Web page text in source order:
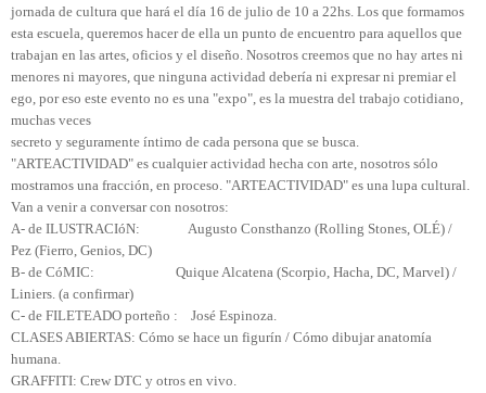
jornada de cultura que hará el día 16 de julio de 10 a 22hs. Los que formamos
esta escuela, queremos hacer de ella un punto de encuentro para aquellos que
trabajan en las artes, oficios y el diseño. Nosotros creemos que no hay artes ni
menores ni mayores, que ninguna actividad debería ni expresar ni premiar el
ego, por eso este evento no es una "expo", es la muestra del trabajo cotidiano,
muchas veces
secreto y seguramente íntimo de cada persona que se busca.
"ARTEACTIVIDAD" es cualquier actividad hecha con arte, nosotros sólo
mostramos una fracción, en proceso. "ARTEACTIVIDAD" es una lupa cultural.
Van a venir a conversar con nosotros:
A- de ILUSTRACIóN: Augusto Consthanzo (Rolling Stones, OLÉ) /
Pez (Fierro, Genios, DC)
B- de CóMIC: Quique Alcatena (Scorpio, Hacha, DC, Marvel) /
Liniers. (a confirmar)
C- de FILETEADO porteño : José Espinoza.
CLASES ABIERTAS: Cómo se hace un figurín / Cómo dibujar anatomía
humana.
GRAFFITI: Crew DTC y otros en vivo.